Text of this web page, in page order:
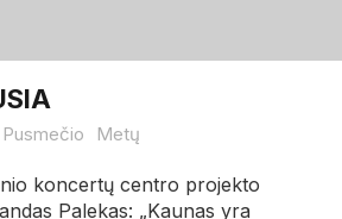
Pusmečio Metų
koncertų centro projekto
Palekas: „Kaunas yra